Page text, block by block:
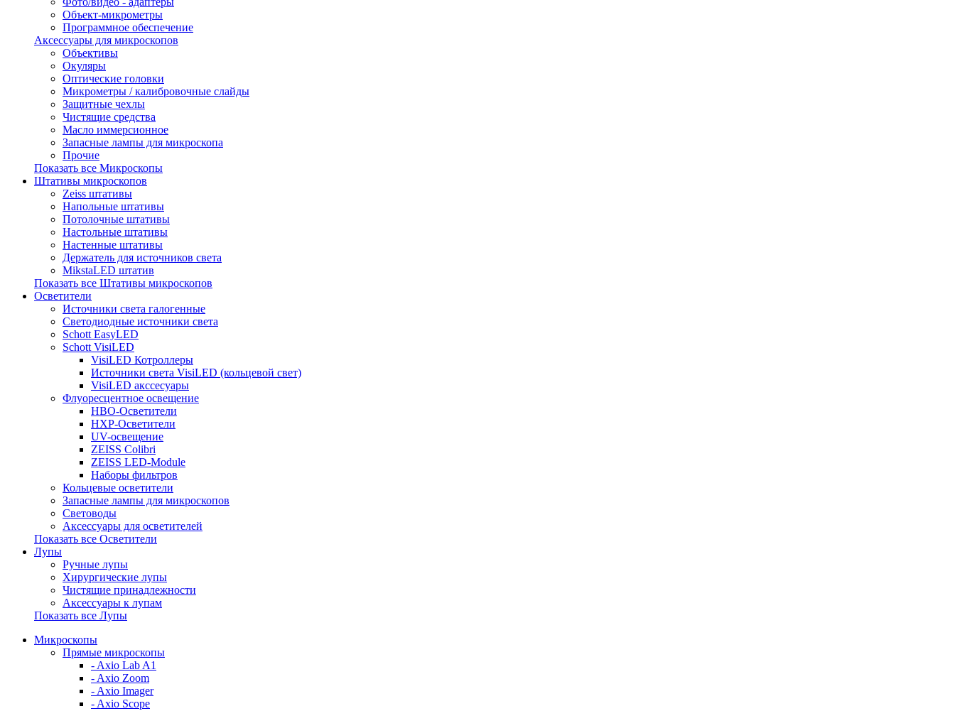
Объект-микрометры
Программное обеспечение
Аксессуары для микроскопов
Объективы
Окуляры
Оптические головки
Микрометры / калибровочные слайды
Защитные чехлы
Чистящие средства
Масло иммерсионное
Запасные лампы для микроскопа
Прочие
Показать все Микроскопы
Штативы микроскопов
Zeiss штативы
Напольные штативы
Потолочные штативы
Настольные штативы
Настенные штативы
Держатель для источников света
MikstaLED штатив
Показать все Штативы микроскопов
Осветители
Источники света галогенные
Светодиодные источники света
Schott EasyLED
Schott VisiLED
VisiLED Котроллеры
Источники света VisiLED (кольцевой свет)
VisiLED акссесуары
Флуоресцентное освещение
HBO-Осветители
HXP-Осветители
UV-освещение
ZEISS Colibri
ZEISS LED-Module
Наборы фильтров
Кольцевые осветители
Запасные лампы для микроскопов
Световоды
Аксессуары для осветителей
Показать все Осветители
Лупы
Ручные лупы
Хирургические лупы
Чистящие принадлежности
Аксессуары к лупам
Показать все Лупы
Микроскопы
Прямые микроскопы
- Axio Lab A1
- Axio Zoom
- Axio Imager
- Axio Scope